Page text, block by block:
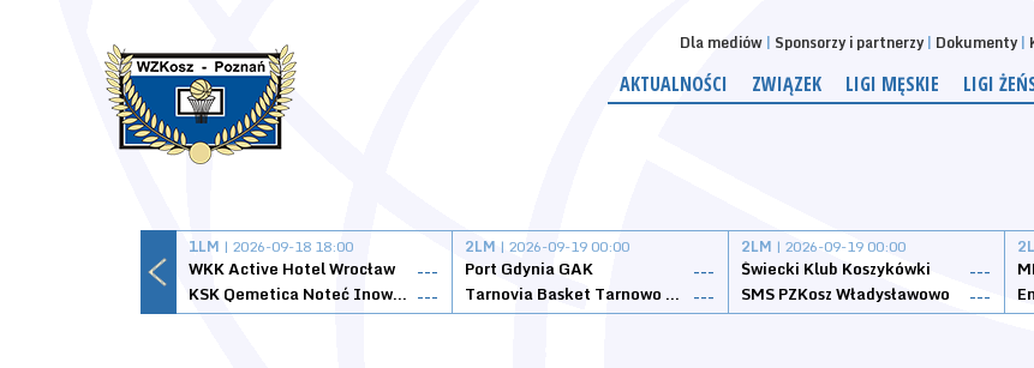
Dla mediów Sponsorzy i partnerzy Dokumenty
AKTUALNOŚCI ZWIĄZEK LIGI MĘSKIE LIGI
1LM | 2026-09-18 18:00
WKK Active Hotel Wrocław
---
KSK Qemetica Noteć Inowrocław ---
2LM | 2026-09-19 00:00
Port Gdynia GAK
---
Tarnovia Basket Tarnowo Podgórne ---
2LM | 2026-09-19 00:00
Świecki Klub Koszykówki
---
SMS PZKosz Władysławowo
---